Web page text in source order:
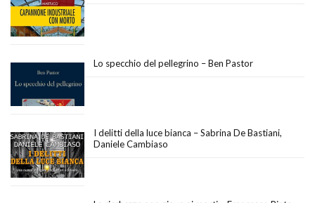
Lo specchio del pellegrino – Ben Pastor
I delitti della luce bianca – Sabrina De Bastiani,
Daniele Cambiaso